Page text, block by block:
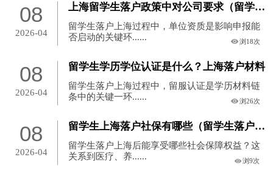
08
2026-04
上海留学生落户政策中对公司要求（留学生落户对公司要求）
留学生落户上海过程中，单位资质是影响申报能
否启动的关键环......
浏18次
08
2026-04
留学生学历学位认证是什么？上海落户材料
留学生落户上海过程中，留服认证是学历材料链
条中的关键一环......
浏26次
08
2026-04
留学生上海落户社保有哪些（留学生落户社保要求）
留学生落户上海后能享受哪些社会保障权益？这
关系到医疗、养......
浏9次